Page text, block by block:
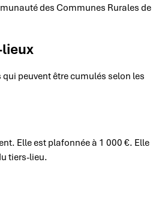
des Communes Rurales de
lieux
qui peuvent être cumulés selon les
Elle est plafonnée à 1 000 €. Elle
tiers-lieu.